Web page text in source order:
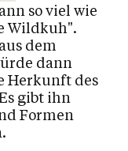
so viel wie
Wildkuh".
dem
dann
Herkunft des
gibt ihn
Formen